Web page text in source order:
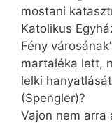
mostani
Katolikus
Fény
martaléka lett,
lelki
(Spengler)?
Vajon nem arra